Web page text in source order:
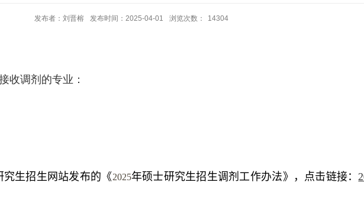
发布者：刘晋榕 发布时间：2025-04-01 浏览次数： 14304
收调剂的专业：
生招生网站发布的《2025年硕士研究生招生调剂工作办法》，点击链接：